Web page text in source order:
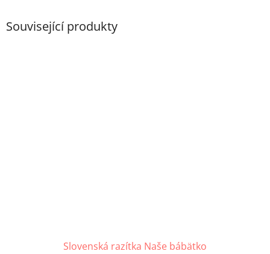
Související produkty
Slovenská razítka Naše bábätko